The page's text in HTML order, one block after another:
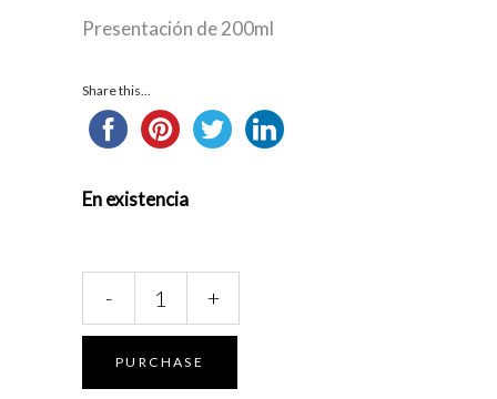
Presentación de 200ml
Share this...
En existencia
Cleanser
200Ml
quantity
- +
PURCHASE